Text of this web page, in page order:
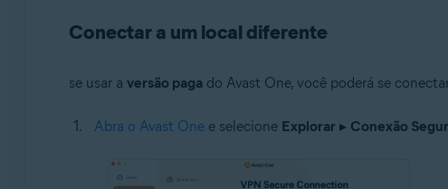
Conectar a um local diferente
se usar a versão pagado Avast One, você poderá se
Abra o Avast Onee selecione Explorar ▸ Conexão